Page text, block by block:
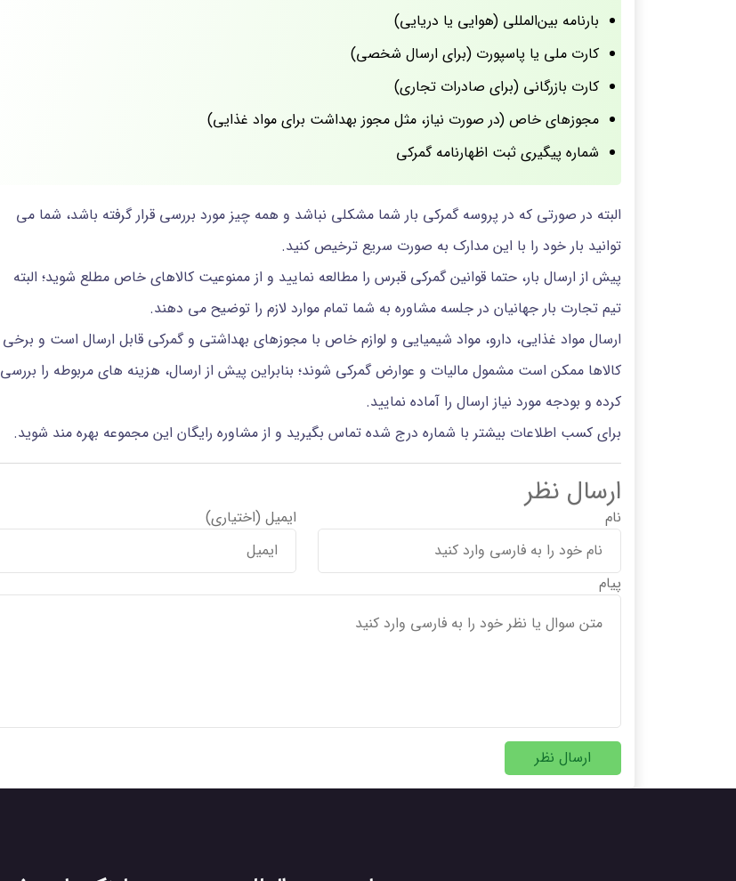
بارنامه بین‌المللی (هوایی یا دریایی)
کارت ملی یا پاسپورت (برای ارسال شخصی)
کارت بازرگانی (برای صادرات تجاری)
مجوزهای خاص (در صورت نیاز، مثل مجوز بهداشت برای مواد غذایی)
شماره پیگیری ثبت اظهارنامه گمرکی
البته در صورتی که در پروسه گمرکی بار شما مشکلی نباشد و همه چیز مورد بررسی قرار گرفته باشد، شما می
توانید بار خود را با این مدارک به صورت سریع ترخیص کنید.
پیش از ارسال بار، حتما قوانین گمرکی قبرس را مطالعه نمایید و از ممنوعیت کالاهای خاص مطلع شوید؛ البته
تیم تجارت بار جهانیان در جلسه مشاوره به شما تمام موارد لازم را توضیح می دهند.
ارسال مواد غذایی، دارو، مواد شیمیایی و لوازم خاص با مجوزهای بهداشتی و گمرکی قابل ارسال است و برخی
کالاها ممکن است مشمول مالیات و عوارض گمرکی شوند؛ بنابراین پیش از ارسال، هزینه های مربوطه را بررسی
کرده و بودجه مورد نیاز ارسال را آماده نمایید.
برای کسب اطلاعات بیشتر با شماره درج شده تماس بگیرید و از مشاوره رایگان این مجموعه بهره مند شوید.
ارسال نظر
نام ایمیل (اختیاری)
پیام
ارسال نظر